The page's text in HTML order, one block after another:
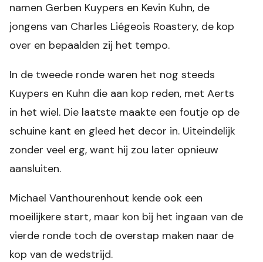
namen Gerben Kuypers en Kevin Kuhn, de
jongens van Charles Liégeois Roastery, de kop
over en bepaalden zij het tempo.
In de tweede ronde waren het nog steeds
Kuypers en Kuhn die aan kop reden, met Aerts
in het wiel. Die laatste maakte een foutje op de
schuine kant en gleed het decor in. Uiteindelijk
zonder veel erg, want hij zou later opnieuw
aansluiten.
Michael Vanthourenhout kende ook een
moeilijkere start, maar kon bij het ingaan van de
vierde ronde toch de overstap maken naar de
kop van de wedstrijd.